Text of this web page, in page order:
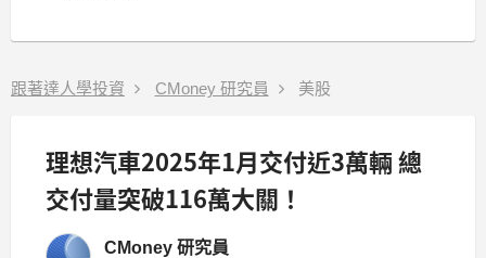
跟著達人學投資 CMoney 研究員 美股
理想汽車2025年1月交付近3萬輛 總
交付量突破116萬大關！
CMoney 研究員